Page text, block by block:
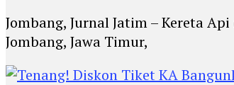
Jombang, Jurnal Jatim – Kereta
Jombang, Jawa Timur,